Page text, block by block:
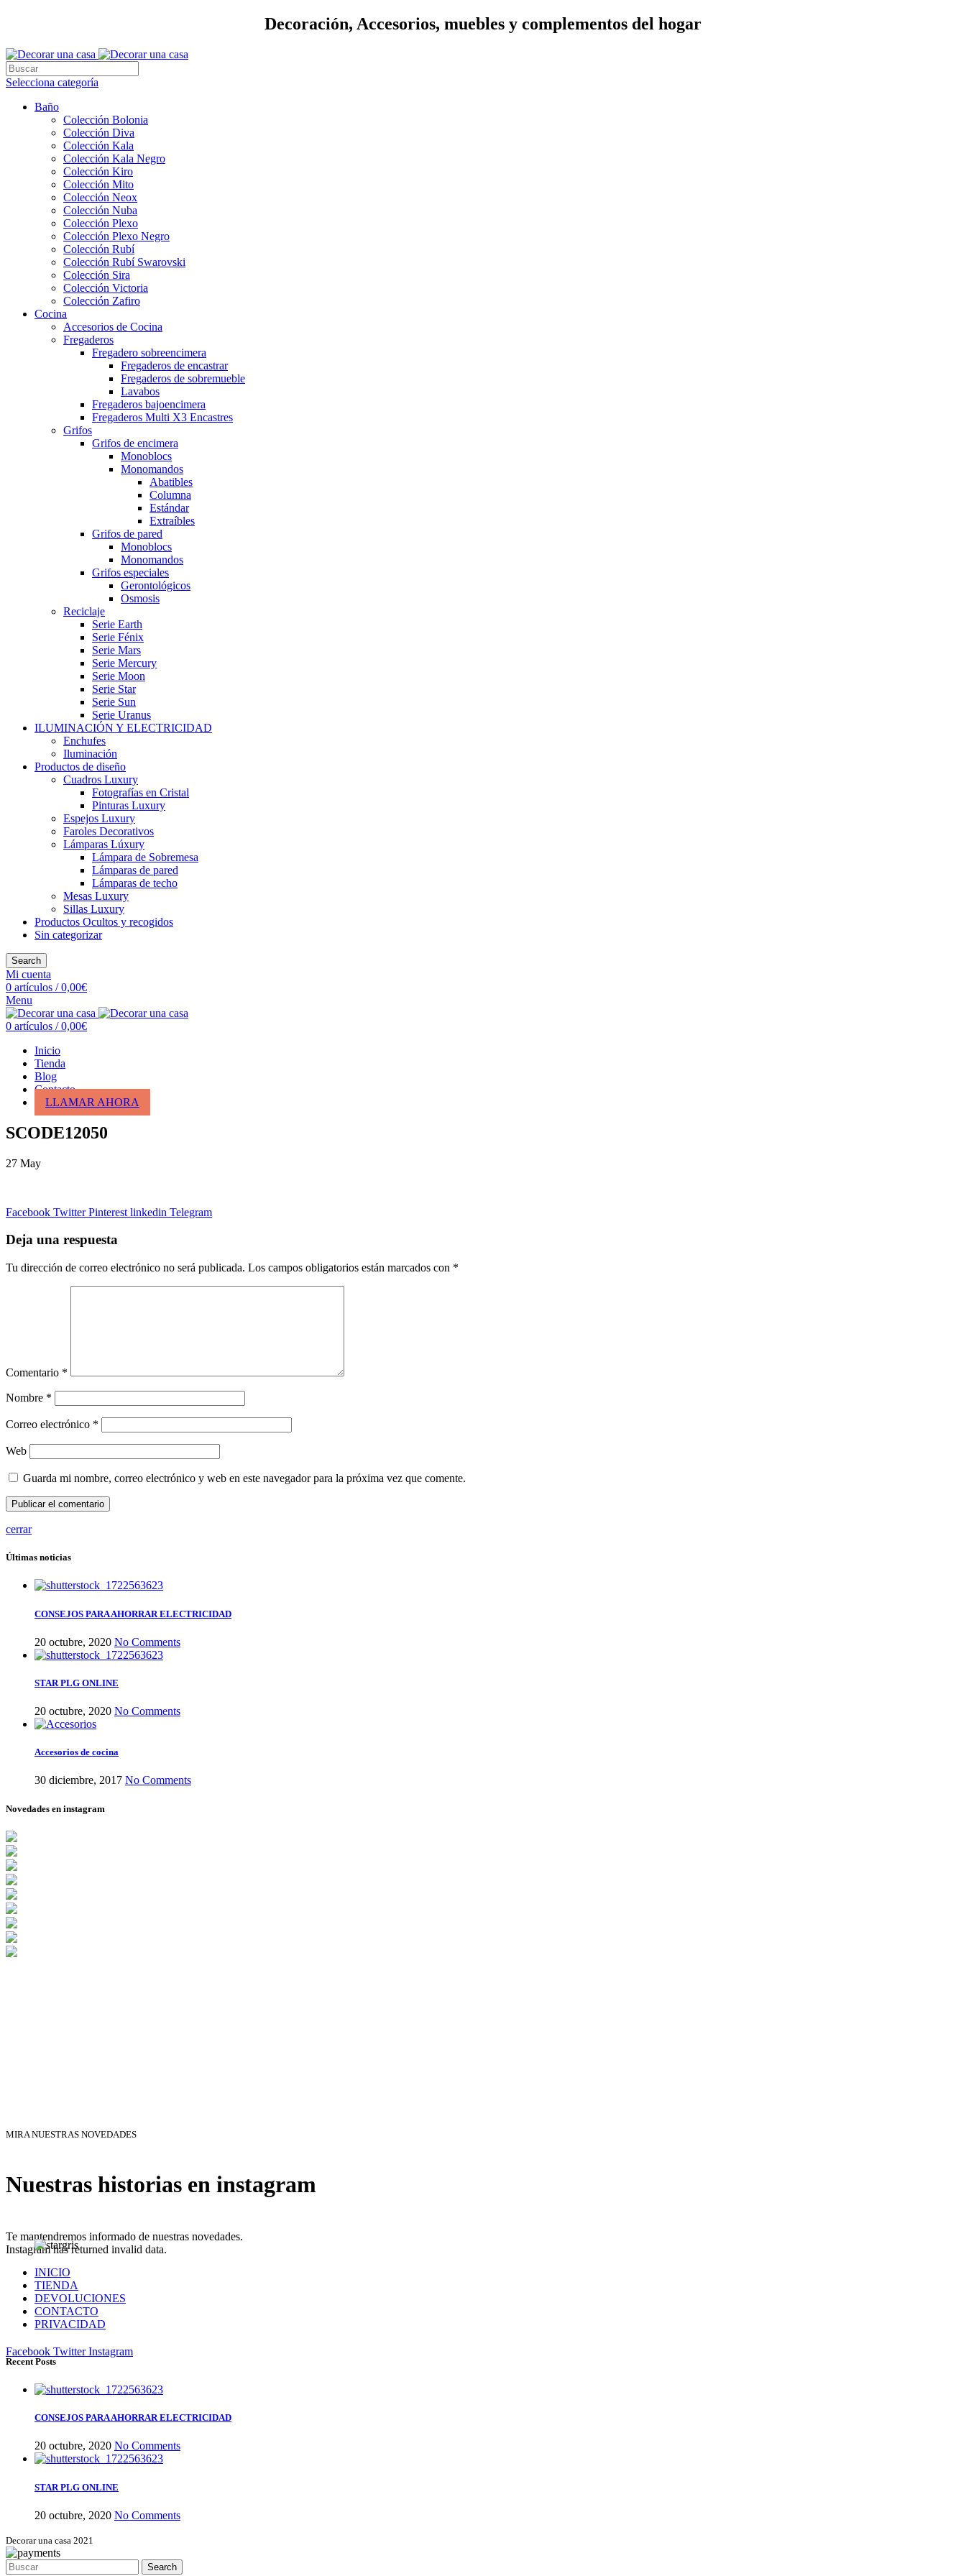
Decoración, Accesorios, muebles y complementos del hogar
Selecciona categoría
Baño
Colección Bolonia
Colección Diva
Colección Kala
Colección Kala Negro
Colección Kiro
Colección Mito
Colección Neox
Colección Nuba
Colección Plexo
Colección Plexo Negro
Colección Rubí
Colección Rubí Swarovski
Colección Sira
Colección Victoria
Colección Zafiro
Cocina
Accesorios de Cocina
Fregaderos
Fregadero sobreencimera
Fregaderos de encastrar
Fregaderos de sobremueble
Lavabos
Fregaderos bajoencimera
Fregaderos Multi X3 Encastres
Grifos
Grifos de encimera
Monoblocs
Monomandos
Abatibles
Columna
Estándar
Extraíbles
Grifos de pared
Monoblocs
Monomandos
Grifos especiales
Gerontológicos
Osmosis
Reciclaje
Serie Earth
Serie Fénix
Serie Mars
Serie Mercury
Serie Moon
Serie Star
Serie Sun
Serie Uranus
ILUMINACIÓN Y ELECTRICIDAD
Enchufes
Iluminación
Productos de diseño
Cuadros Luxury
Fotografías en Cristal
Pinturas Luxury
Espejos Luxury
Faroles Decorativos
Lámparas Lúxury
Lámpara de Sobremesa
Lámparas de pared
Lámparas de techo
Mesas Luxury
Sillas Luxury
Productos Ocultos y recogidos
Sin categorizar
Search
Mi cuenta
0 artículos / 0,00€
Menu
0 artículos / 0,00€
Inicio
Tienda
Blog
Contacto
LLAMAR AHORA
SCODE12050
27 May
Facebook Twitter Pinterest linkedin Telegram
Deja una respuesta
Tu dirección de correo electrónico no será publicada. Los campos obligatorios están marcados con *
Comentario *
Nombre *
Correo electrónico *
Web
Guarda mi nombre, correo electrónico y web en este navegador para la próxima vez que comente.
cerrar
Últimas noticias
CONSEJOS PARA AHORRAR ELECTRICIDAD
20 octubre, 2020 No Comments
STAR PLG ONLINE
20 octubre, 2020 No Comments
Accesorios de cocina
30 diciembre, 2017 No Comments
Novedades en instagram
MIRA NUESTRAS NOVEDADES
Nuestras historias en instagram
Te mantendremos informado de nuestras novedades.
Instagram has returned invalid data.
INICIO
TIENDA
DEVOLUCIONES
CONTACTO
PRIVACIDAD
Facebook Twitter Instagram
Recent Posts
CONSEJOS PARA AHORRAR ELECTRICIDAD
20 octubre, 2020 No Comments
STAR PLG ONLINE
20 octubre, 2020 No Comments
Decorar una casa 2021
Search